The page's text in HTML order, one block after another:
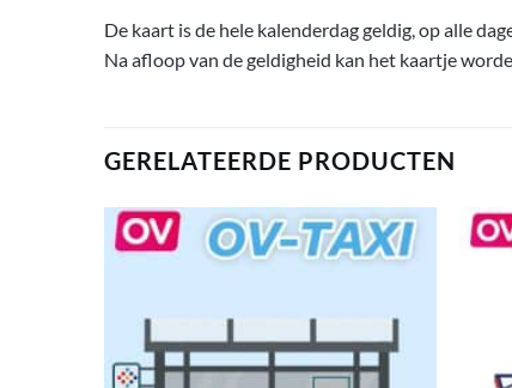
De kaart is de hele kalenderdag geldig, op alle
Na afloop van de geldigheid kan het kaartje
GERELATEERDE PRODUCTEN